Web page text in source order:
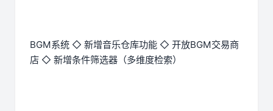
BGM系统 ◇ 新增音乐仓库功能 ◇ 开放BGM交易商
店 ◇ 新增条件筛选器（多维度检索）